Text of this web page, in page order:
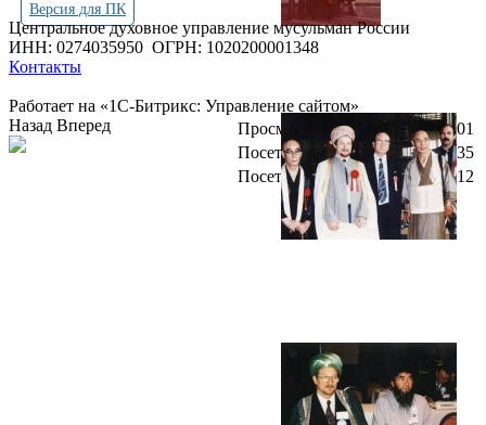
Версия для ПК
Центральное духовное управление мусульман России
ИНН: 0274035950 ОГРН: 1020200001348
Контакты
Работает на «1С-Битрикс: Управление сайтом»
Просмотров всего:
4245501
Посетителей сегодня:
2435
Посетителей в онлайн:
12
Назад Вперед